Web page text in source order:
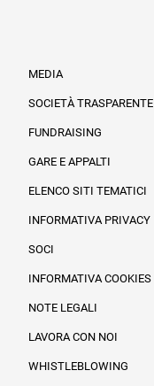
MEDIA
SOCIETÀ TRASPARENTE
FUNDRAISING
GARE E APPALTI
ELENCO SITI TEMATICI
INFORMATIVA PRIVACY
SOCI
INFORMATIVA COOKIES
NOTE LEGALI
LAVORA CON NOI
WHISTLEBLOWING